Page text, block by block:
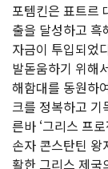
포템킨은 표트르
출을 달성하고
자금이 투입되었
발돋움하기 위해
해함대를 동원하
크를 정복하고 기
른바 ‘그리스 프
손자 콘스탄틴
활한 그리스 제국